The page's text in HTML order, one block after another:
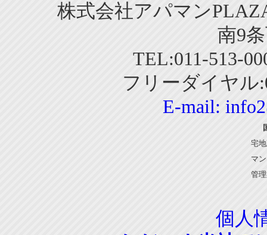
株式会社アパマン
南9
TEL:011-513-
フリーダイヤル
E-mail:
宅
マ
管
個人